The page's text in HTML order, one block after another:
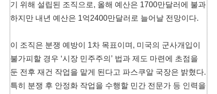
기 위해 설립된 조직으로, 올해 예산은 1700만달러에 불과
하지만 내년 예산은 1억2400만달러로 늘어날 전망이다.
이 조직은 분쟁 예방이 1차 목표이며, 미국의 군사개입이
불가피할 경우 ‘시장 민주주의’ 법과 제도 마련에 초점을
둔 전후 재건 작업을 맡게 된다고 파스쿠알 국장은 밝혔다.
특히 분쟁 후 안정화 작업을 수행할 민간 전문가 등 인력을